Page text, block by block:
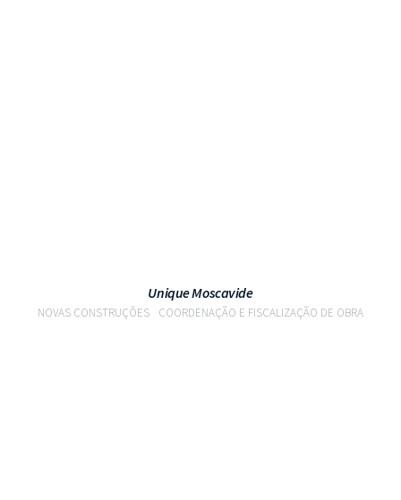
Unique Moscavide
NOVAS CONSTRUÇÕES COORDENAÇÃO E FISCALIZAÇÃO DE OBRA